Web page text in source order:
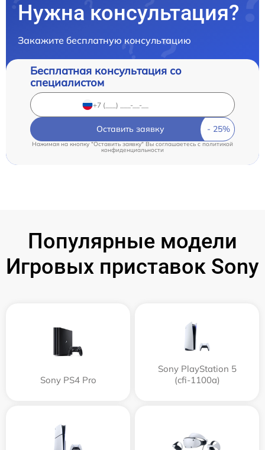
Нужна консультация?
Закажите бесплатную консультацию
Бесплатная консультация со
специалистом
Оставить заявку
Нажимая на кнопку "Оставить заявку" Вы соглашаетесь cполитикой
конфиденциальности
Популярные модели
Игровых приставок Sony
Sony PS4 Pro
Sony PlayStation 5
(cfi-1100a)